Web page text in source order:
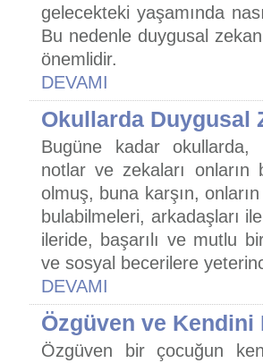
gelecekteki yaşamında
Bu nedenle duygusal
önemlidir.
DEVAMI
Okullarda Duygusal
Bugüne kadar okullarda,
notlar ve zekaları onların
olmuş, buna karşın,
bulabilmeleri, arkadaşları
ileride, başarılı ve mutlu
ve sosyal becerilere
DEVAMI
Özgüven ve
Özgüven bir çocuğun